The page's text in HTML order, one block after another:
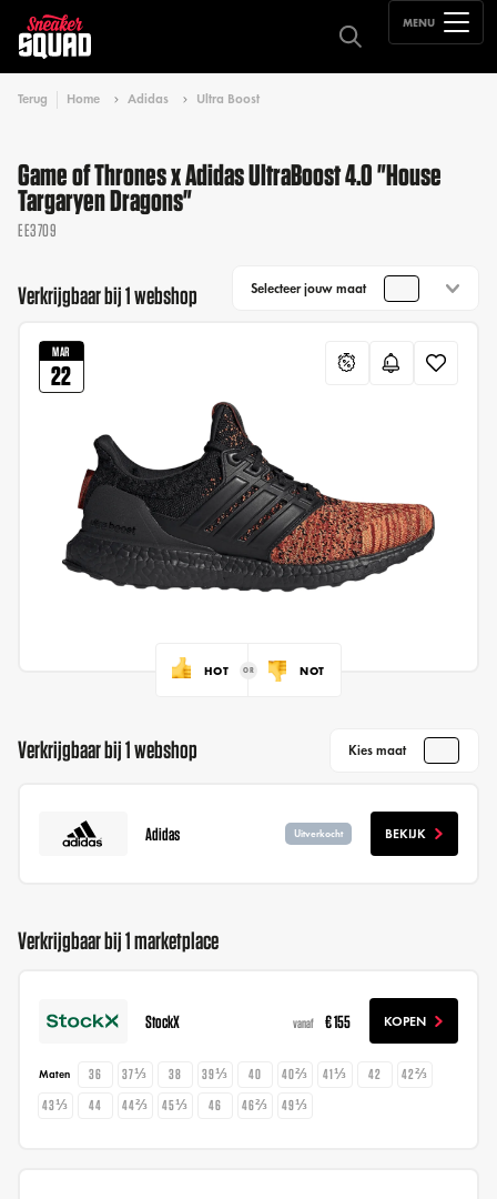
MENU
Terug Home Adidas Ultra Boost
Game of Thrones x Adidas UltraBoost 4.0 "House
Targaryen Dragons"
EE3709
Verkrijgbaar bij 1 webshop Selecteer jouw maat
MAR
22
HOT NOT
Verkrijgbaar bij 1 webshop Kies maat
Adidas Uitverkocht BEKIJK
Verkrijgbaar bij 1 marketplace
StockX vanaf € 155 KOPEN
Maten 36 37⅓ 38 39⅓ 40 40⅔ 41⅓ 42
42⅔
43⅓
44 44⅔ 45⅓ 46 46⅔ 49⅓